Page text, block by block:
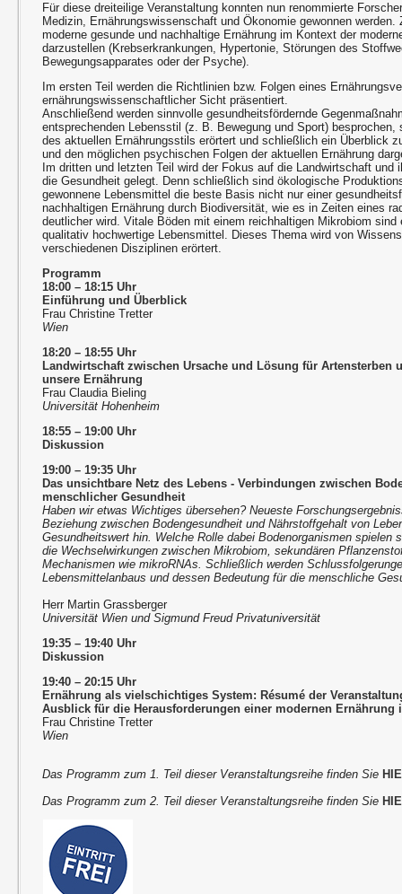
Für diese dreiteilige Veranstaltung konnten nun renommierte
Medizin, Ernährungswissenschaft und Ökonomie gewonnen
moderne gesunde und nachhaltige Ernährung im Kontext der
darzustellen (Krebserkrankungen, Hypertonie, Störungen des
Bewegungsapparates oder der Psyche).
Im ersten Teil werden die Richtlinien bzw. Folgen eines
ernährungswissenschaftlicher Sicht präsentiert.
Anschließend werden sinnvolle gesundheitsfördernde
entsprechenden Lebensstil (z. B. Bewegung und Sport)
des aktuellen Ernährungsstils erörtert und schließlich ein Überblick
und den möglichen psychischen Folgen der aktuellen Ernährung
Im dritten und letzten Teil wird der Fokus auf die Landwirtschaft und
die Gesundheit gelegt. Denn schließlich sind ökologische
gewonnene Lebensmittel die beste Basis nicht nur einer
nachhaltigen Ernährung durch Biodiversität, wie es in Zeiten eines
deutlicher wird. Vitale Böden mit einem reichhaltigen Mikrobiom sind
qualitativ hochwertige Lebensmittel. Dieses Thema wird von
verschiedenen Disziplinen erörtert.
Programm
18:00 – 18:15 Uhr
Einführung und Überblick
Frau Christine Tretter
Wien
18:20 – 18:55 Uhr
Landwirtschaft zwischen Ursache und Lösung für Artensterben
unsere Ernährung
Frau Claudia Bieling
Universität Hohenheim
18:55 – 19:00 Uhr
Diskussion
19:00 – 19:35 Uhr
Das unsichtbare Netz des Lebens - Verbindungen zwischen
menschlicher Gesundheit
Haben wir etwas Wichtiges übersehen? Neueste
Beziehung zwischen Bodengesundheit und Nährstoffgehalt von
Gesundheitswert hin. Welche Rolle dabei Bodenorganismen spielen
die Wechselwirkungen zwischen Mikrobiom, sekundären
Mechanismen wie mikroRNAs. Schließlich werden
Lebensmittelanbaus und dessen Bedeutung für die menschliche
Herr Martin Grassberger
Universität Wien und Sigmund Freud Privatuniversität
19:35 – 19:40 Uhr
Diskussion
19:40 – 20:15 Uhr
Ernährung als vielschichtiges System: Résumé der
Ausblick für die Herausforderungen einer modernen Ernährung
Frau Christine Tretter
Wien
Das Programm zum 1. Teil dieser Veranstaltungsreihe finden Sie
Das Programm zum 2. Teil dieser Veranstaltungsreihe finden Sie